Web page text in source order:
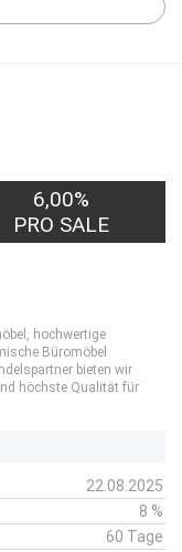
6,00%
PRO SALE
hochwertige
Büromöbel
bieten wir
höchste Qualität für
22.08.2025
8 %
60 Tage